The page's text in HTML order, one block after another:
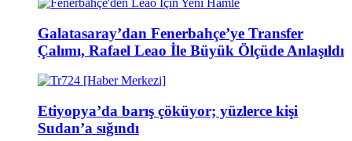
Galatasaray’dan Fenerbahçe’ye Transfer
Çalımı, Rafael Leao İle Büyük Ölçüde Anlaşıldı
Etiyopya’da barış çöküyor; yüzlerce kişi
Sudan’a sığındı